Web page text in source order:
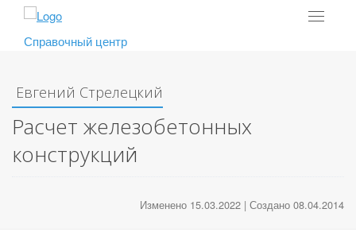
Toggle
Справочный центр
Евгений Стрелецкий
Расчет железобетонных
конструкций
Изменено 15.03.2022 | Создано 08.04.2014